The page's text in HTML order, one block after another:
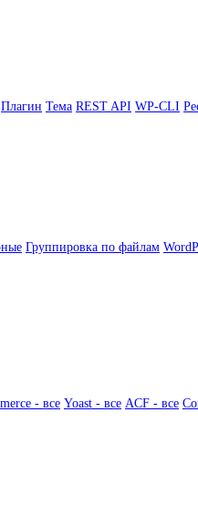
Плагин Тема REST API WP-CLI
Группировка по файлам
- все Yoast - все ACF - все